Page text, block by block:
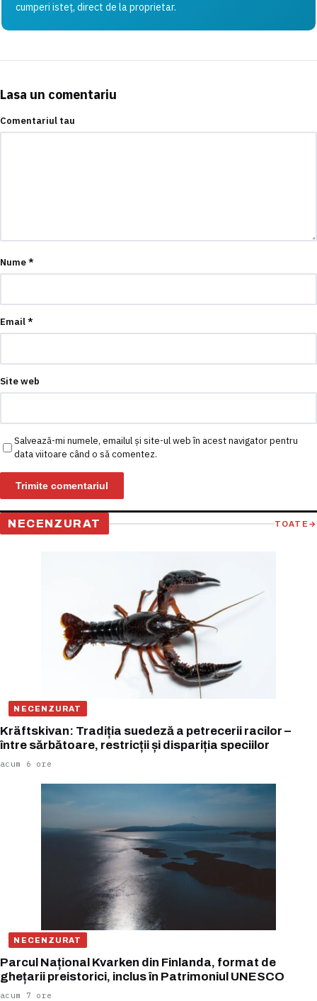
cumperi isteț, direct de la proprietar.
Lasa un comentariu
Comentariul tau
Nume*
Email*
Site web
Salvează-mi numele, emailul și site-ul web în acest navigator pentru
data viitoare când o să comentez.
NECENZURAT TOATE →
NECENZURAT
Kräftskivan: Tradiția suedeză a petrecerii racilor –
între sărbătoare, restricții și dispariția speciilor
acum 6 ore
NECENZURAT
Parcul Național Kvarken din Finlanda, format de
ghețarii preistorici, inclus în Patrimoniul UNESCO
acum 7 ore